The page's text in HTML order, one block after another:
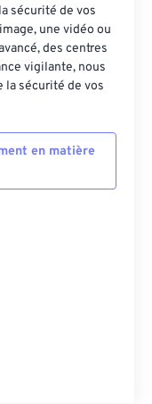
sécurité de vos
une vidéo ou
des centres
vigilante, nous
la sécurité de vos
en matière